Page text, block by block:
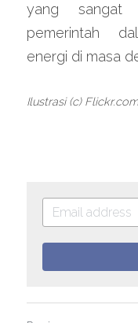
yang sangat
pemerintah
energi di masa
Ilustrasi (c) Flickr.com